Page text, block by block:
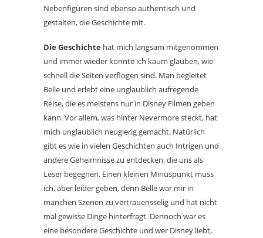
Nebenfiguren sind ebenso authentisch und
gestalten, die Geschichte mit.
Die Geschichte hat mich langsam mitgenommen
und immer wieder konnte ich kaum glauben, wie
schnell die Seiten verflogen sind. Man begleitet
Belle und erlebt eine unglaublich aufregende
Reise, die es meistens nur in Disney Filmen geben
kann. Vor allem, was hinter Nevermore steckt, hat
mich unglaublich neugierig gemacht. Natürlich
gibt es wie in vielen Geschichten auch Intrigen und
andere Geheimnisse zu entdecken, die uns als
Leser begegnen. Einen kleinen Minuspunkt muss
ich, aber leider geben, denn Belle war mir in
manchen Szenen zu vertrauensselig und hat nicht
mal gewisse Dinge hinterfragt. Dennoch war es
eine besondere Geschichte und wer Disney liebt,